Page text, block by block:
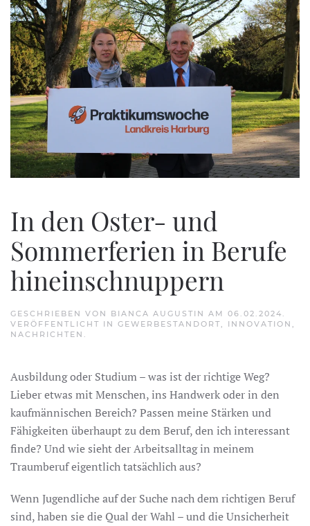
In den Oster- und
Sommerferien in Berufe
hineinschnuppern
GESCHRIEBEN VON BIANCA AUGUSTIN AM 06.02.2024 .
VERÖFFENTLICHT IN GEWERBESTANDORT, INNOVATION ,
NACHRICHTEN .
Ausbildung oder Studium – was ist der richtige Weg?
Lieber etwas mit Menschen, ins Handwerk oder in den
kaufmännischen Bereich? Passen meine Stärken und
Fähigkeiten überhaupt zu dem Beruf, den ich interessant
finde? Und wie sieht der Arbeitsalltag in meinem
Traumberuf eigentlich tatsächlich aus?
Wenn Jugendliche auf der Suche nach dem richtigen Beruf
sind, haben sie die Qual der Wahl – und die Unsicherheit